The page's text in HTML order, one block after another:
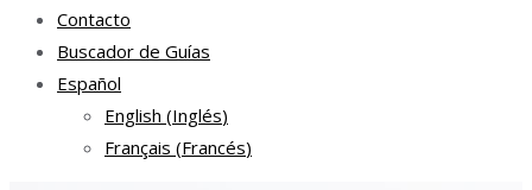
Contacto
Buscador de Guías
Español
English (Inglés)
Français (Francés)